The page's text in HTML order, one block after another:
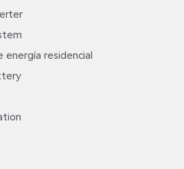
energía residencial